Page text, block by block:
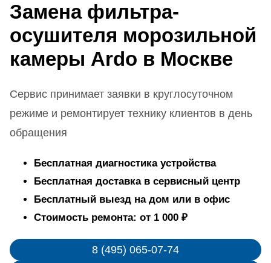
Замена фильтра-
осушителя морозильной
камеры Ardo в Москве
Сервис принимает заявки в круглосуточном
режиме и ремонтирует технику клиентов в день
обращения
Бесплатная диагностика устройства
Бесплатная доставка в сервисный центр
Бесплатный выезд на дом или в офис
Стоимость ремонта: от 1 000 ₽
8 (495) 065-07-74